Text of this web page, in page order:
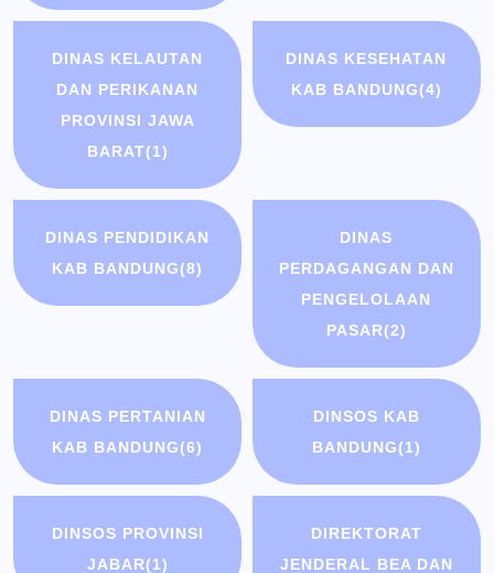
DINAS KELAUTAN
DAN PERIKANAN
PROVINSI JAWA
BARAT(1)
DINAS KESEHATAN
KAB BANDUNG(4)
DINAS PENDIDIKAN
KAB BANDUNG(8)
DINAS
PERDAGANGAN DAN
PENGELOLAAN
PASAR(2)
DINAS PERTANIAN
KAB BANDUNG(6)
DINSOS KAB
BANDUNG(1)
DINSOS PROVINSI
JABAR(1)
DIREKTORAT
JENDERAL BEA DAN